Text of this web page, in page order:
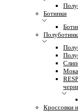
Ботинки
Кроссовки